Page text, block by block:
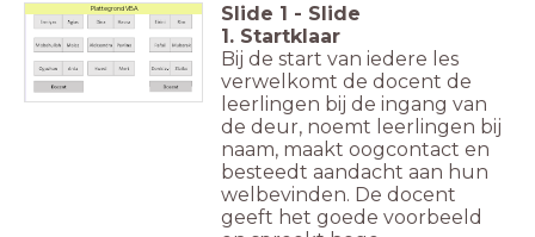
Plattegrond VBA Slide 1 - Slide
1. Startklaar
Bij de start van iedere les
verwelkomt de docent de
leerlingen bij de ingang van
de deur, noemt leerlingen bij
naam, maakt oogcontact en
besteedt aandacht aan hun
welbevinden. De docent
geeft het goede voorbeeld